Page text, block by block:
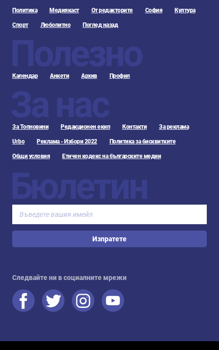
Политика Медиякаст От редакторите София Култура
Спорт Любопитно Поглед назад
Полезно
Календар Анкети Архив Профил
За нас
За Топновини Редакционен екип Контакти За реклама
Urbo Реклама - Избори 2022 Политика за бисквитките
Общи условия Етичен кодекс на българските медии
Бюлетин
Изпратете
Следвайте ни в социалните мрежи